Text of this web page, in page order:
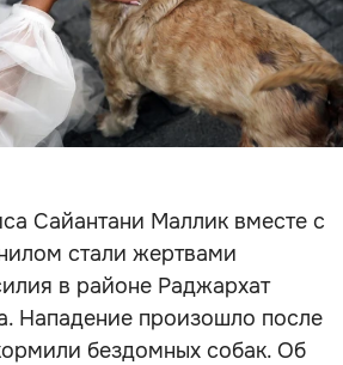
Сайантани Маллик вместе с
стали жертвами
в районе Раджархат
Нападение произошло после
бездомных собак. Об